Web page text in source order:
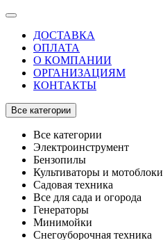
ДОСТАВКА
ОПЛАТА
О КОМПАНИИ
ОРГАНИЗАЦИЯМ
КОНТАКТЫ
Все категории
Все категории
Электроинструмент
Бензопилы
Культиваторы и мотоблоки
Садовая техника
Все для сада и огорода
Генераторы
Минимойки
Снегоуборочная техника